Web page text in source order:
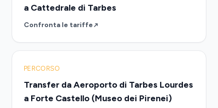
a Cattedrale di Tarbes
Confronta le tariffe
PERCORSO
Transfer da Aeroporto di Tarbes Lourdes
a Forte Castello (Museo dei Pirenei)